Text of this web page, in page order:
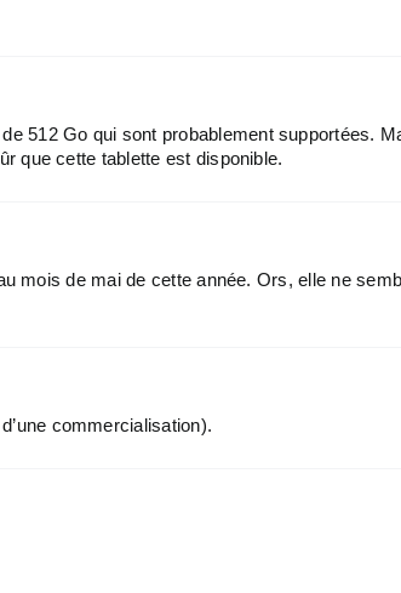
512 Go qui sont probablement supportées.
que cette tablette est disponible.
mois de mai de cette année. Ors, elle ne
commercialisation).